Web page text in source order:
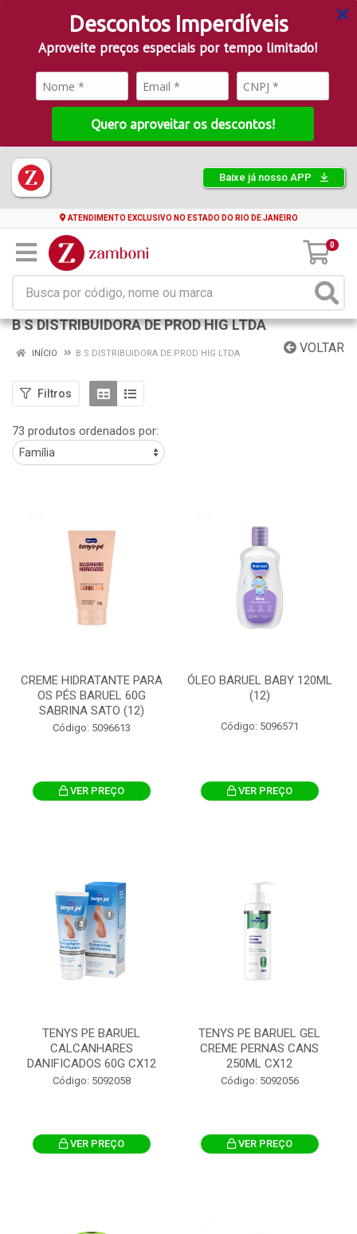
Descontos Imperdíveis
Aproveite preços especiais por tempo limitado!
Quero aproveitar os descontos!
Baixe já nosso APP
ATENDIMENTO EXCLUSIVO NO ESTADO DO RIO DE JANEIRO
0
B S DISTRIBUIDORA DE PROD HIG LTDA
VOLTAR
INÍCIO B S DISTRIBUIDORA DE PROD HIG LTDA
Filtros
73 produtos ordenados por:
CREME HIDRATANTE PARA
OS PÉS BARUEL 60G
SABRINA SATO (12)
Código: 5096613
VER PREÇO
ÓLEO BARUEL BABY 120ML
(12)
Código: 5096571
VER PREÇO
TENYS PE BARUEL
CALCANHARES
DANIFICADOS 60G CX12
Código: 5092058
VER PREÇO
TENYS PE BARUEL GEL
CREME PERNAS CANS
250ML CX12
Código: 5092056
VER PREÇO